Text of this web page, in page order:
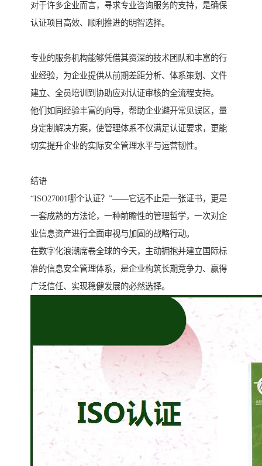
对于许多企业而言，寻求专业咨询服务的支持，是确保
认证项目高效、顺利推进的明智选择。
专业的服务机构能够凭借其资深的技术团队和丰富的行
业经验，为企业提供从前期差距分析、体系策划、文件
建立、全员培训到协助应对认证审核的全流程支持。
他们如同经验丰富的向导，帮助企业避开常见误区，量
身定制解决方案，使管理体系不仅满足认证要求，更能
切实提升企业的实际安全管理水平与运营韧性。
结语
“ISO27001哪个认证？”——它远不止是一张证书，更是
一套成熟的方法论，一种前瞻性的管理哲学，一次对企
业信息资产进行全面审视与加固的战略行动。
在数字化浪潮席卷全球的今天，主动拥抱并建立国际标
准的信息安全管理体系，是企业构筑长期竞争力、赢得
广泛信任、实现稳健发展的必然选择。